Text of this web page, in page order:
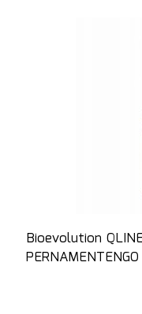
Bioevolution